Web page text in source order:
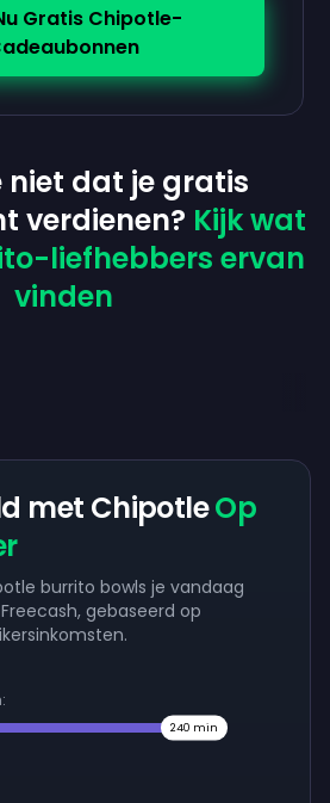
Gratis Chipotle-
niet dat je gratis
verdienen? Kijk wat
liefhebbers ervan
vinden
met ChipotleOp
burrito bowls je vandaag
gebaseerd op
240 min